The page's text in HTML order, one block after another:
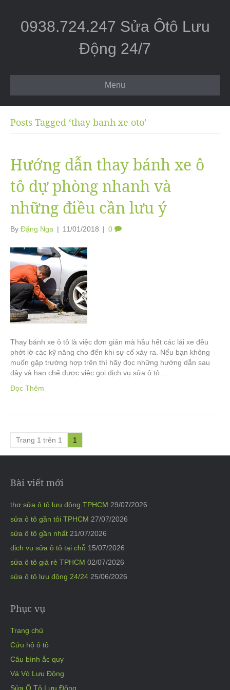
0938.724.247 Sửa Ôtô Lưu
Động 24/7
Menu
Posts Tagged ‘thay banh xe oto’
Hướng dẫn thay bánh xe ô
tô dự phòng nhanh và
những điều cần lưu ý
By Đặng Nga | 11/01/2018 | 0
Thay bánh xe ô tô là việc đơn giản mà hầu hết các lái xe đều
phớt lờ các kỹ năng cho đến khi sự cố xảy ra. Nếu bạn không
muốn gặp trường hợp trên thì hãy đọc những hướng dẫn sau
đây và hạn chế được việc gọi dịch vụ sửa ô tô…
Đọc Thêm
Trang 1 trên 1 1
Bài viết mới
thợ sửa ô tô lưu động TPHCM 29/07/2026
sửa ô tô gần tôi TPHCM 27/07/2026
sửa ô tô gần nhất 21/07/2026
dịch vụ sửa ô tô tại chỗ 15/07/2026
sửa ô tô giá rẻ TPHCM 02/07/2026
sửa ô tô lưu động 24/24 25/06/2026
Phục vụ
Trang chủ
Cứu hộ ô tô
Câu bình ắc quy
Vá Vỏ Lưu Động
Sửa Ô Tô Lưu Động